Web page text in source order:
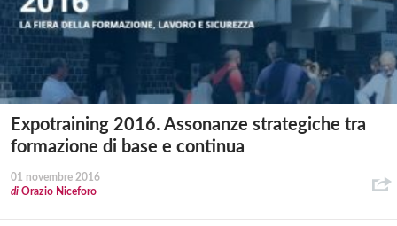
Expotraining 2016. Assonanze strategiche tra
formazione di base e continua
01 novembre 2016
di Orazio Niceforo